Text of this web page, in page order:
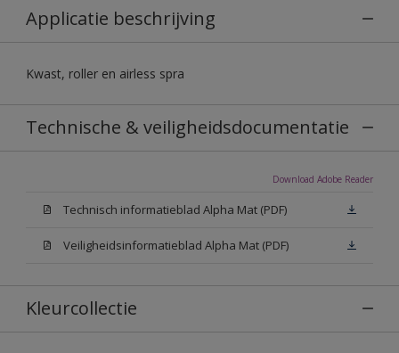
Applicatie beschrijving
Kwast, roller en airless spra
Technische & veiligheidsdocumentatie
Download Adobe Reader
Technisch informatieblad Alpha Mat (PDF)
Veiligheidsinformatieblad Alpha Mat (PDF)
Kleurcollectie